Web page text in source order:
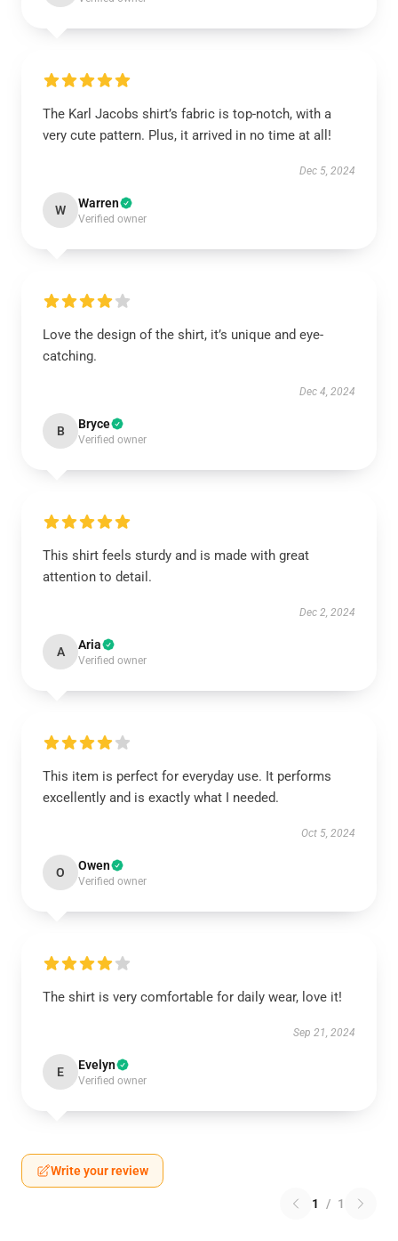
The Karl Jacobs shirt’s fabric is top-notch, with a
very cute pattern. Plus, it arrived in no time at all!
Dec 5, 2024
W Warren
Verified owner
Love the design of the shirt, it’s unique and eye-
catching.
Dec 4, 2024
B Bryce
Verified owner
This shirt feels sturdy and is made with great
attention to detail.
Dec 2, 2024
A Aria
Verified owner
This item is perfect for everyday use. It performs
excellently and is exactly what I needed.
Oct 5, 2024
O Owen
Verified owner
The shirt is very comfortable for daily wear, love it!
Sep 21, 2024
E Evelyn
Verified owner
Write your review
1 / 1